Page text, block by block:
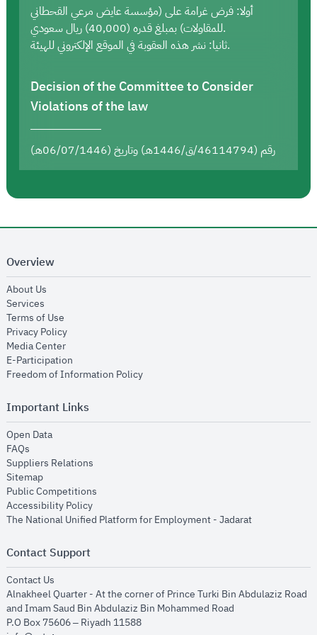
أولا: فرض غرامة على (مؤسسة عايض مرعي القحطاني
للمقاولات) بمبلغ قدره (40,000) ريال سعودي.
ثانيا: نشر هذه العقوبة في الموقع الإلكتروني للهيئة.
Decision of the Committee to Consider
Violations of the law
رقم (46114794/ق/1446هـ) وتاريخ (06/07/1446هـ)
Overview
About Us
Services
Terms of Use
Privacy Policyopens in new window
Media Centeropens in new window
E-Participation
Freedom of Information Policyopens in new window
Important Links
Open Dataopens in new window
FAQs
Suppliers Relations
Sitemapopens in new window
Public Competitions
Accessibility Policyopens in new window
The National Unified Platform for Employment - Jadaratopens in new
Contact Support
Contact Us
Alnakheel Quarter - At the corner of Prince Turki Bin Abdulaziz Road
and Imam Saud Bin Abdulaziz Bin Mohammed Road​
P.O Box 75606 – Riyadh 11588